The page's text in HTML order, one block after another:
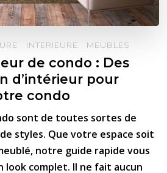
INTERIEURE MEUBLES
de condo : Des
d’intérieur pour
condo
sont de toutes sortes de
styles. Que votre espace soit
notre guide rapide vous
look complet. Il ne fait aucun